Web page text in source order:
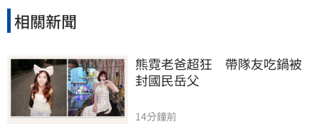
相關新聞
熊霓老爸超狂　帶隊友吃鍋被
封國民岳父
14分鐘前